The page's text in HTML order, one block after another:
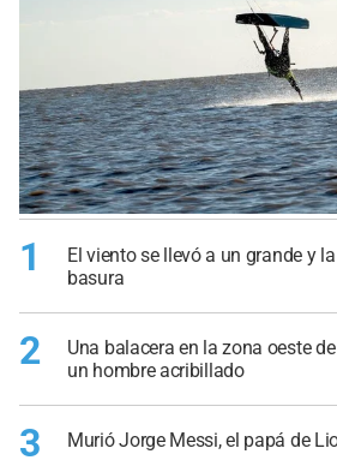
1
El viento se llevó a un grande y
basura
2
Una balacera en la zona oeste
un hombre acribillado
3 Murió Jorge Messi, el papá de